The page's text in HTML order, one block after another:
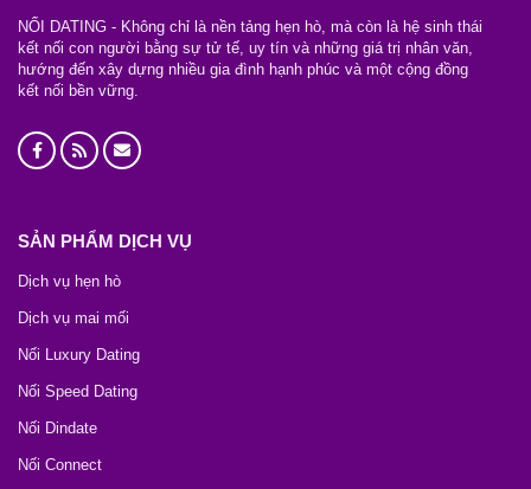
NỐI DATING - Không chỉ là nền tảng hẹn hò, mà còn là hệ sinh thái
kết nối con người bằng sự tử tế, uy tín và những giá trị nhân văn,
hướng đến xây dựng nhiều gia đình hạnh phúc và một cộng đồng
kết nối bền vững.
SẢN PHẨM DỊCH VỤ
Dịch vụ hẹn hò
Dịch vụ mai mối
Nối Luxury Dating
Nối Speed Dating
Nối Dindate
Nối Connect